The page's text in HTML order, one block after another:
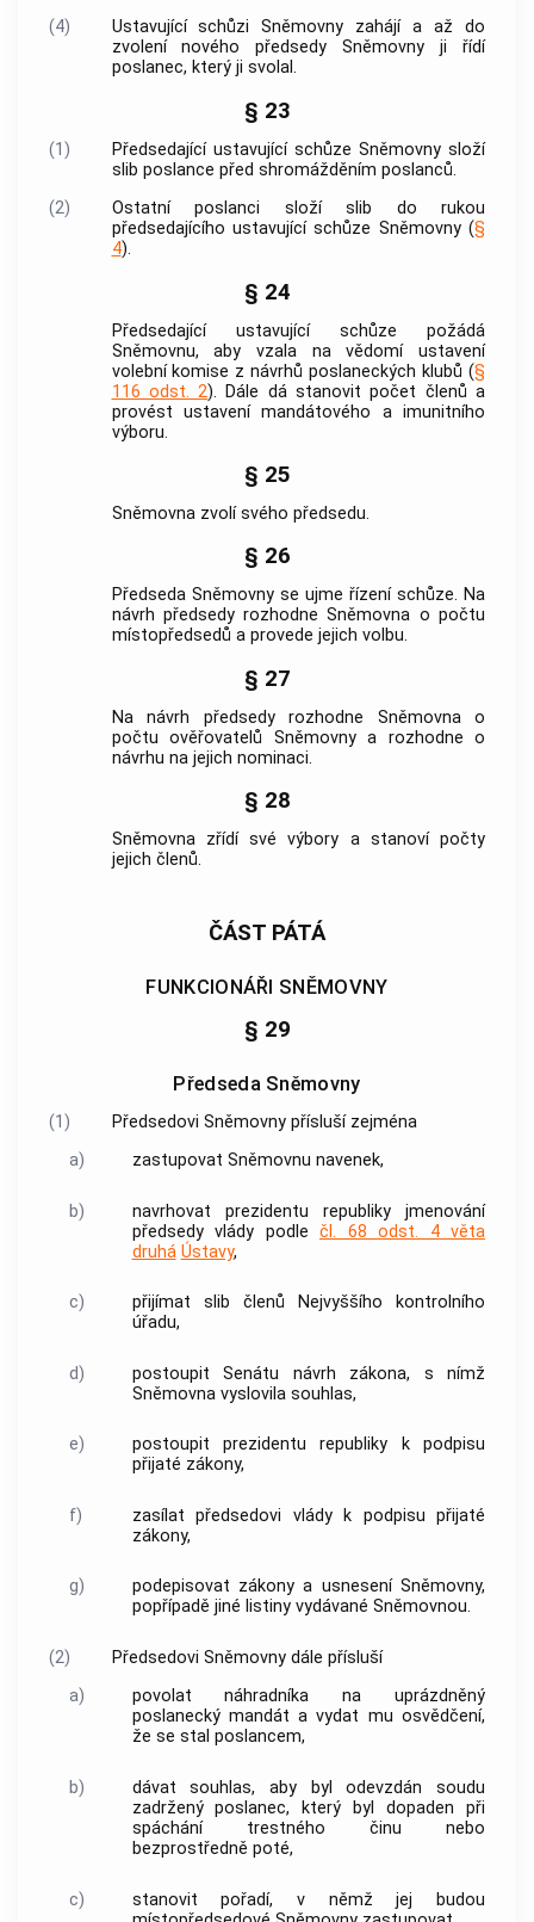
(4)
Ustavující schůzi Sněmovny zahájí a až do
zvolení nového předsedy Sněmovny ji řídí
poslanec, který ji svolal.
§ 23
(1)
Předsedající ustavující schůze Sněmovny složí
slib poslance před shromážděním poslanců.
(2)
Ostatní poslanci složí slib do rukou
předsedajícího ustavující schůze Sněmovny (§
4).
§ 24
Předsedající ustavující schůze požádá
Sněmovnu, aby vzala na vědomí ustavení
volební komise z návrhů poslaneckých klubů (§
116 odst. 2). Dále dá stanovit počet členů a
provést ustavení mandátového a imunitního
výboru.
§ 25
Sněmovna zvolí svého předsedu.
§ 26
Předseda Sněmovny se ujme řízení schůze. Na
návrh předsedy rozhodne Sněmovna o počtu
místopředsedů a provede jejich volbu.
§ 27
Na návrh předsedy rozhodne Sněmovna o
počtu ověřovatelů Sněmovny a rozhodne o
návrhu na jejich nominaci.
§ 28
Sněmovna zřídí své výbory a stanoví počty
jejich členů.
ČÁST PÁTÁ
FUNKCIONÁŘI SNĚMOVNY
§ 29
Předseda Sněmovny
(1)
Předsedovi Sněmovny přísluší zejména
a)
zastupovat Sněmovnu navenek,
b)
navrhovat prezidentu republiky jmenování
předsedy vlády podlečl. 68 odst. 4 věta
druhá Ústavy,
c)
přijímat slib členů Nejvyššího kontrolního
úřadu,
d)
postoupit Senátu návrh zákona, s nímž
Sněmovna vyslovila souhlas,
e)
postoupit prezidentu republiky k podpisu
přijaté zákony,
f)
zasílat předsedovi vlády k podpisu přijaté
zákony,
g)
podepisovat zákony a usnesení Sněmovny,
popřípadě jiné listiny vydávané Sněmovnou.
(2)
Předsedovi Sněmovny dále přísluší
a)
povolat náhradníka na uprázdněný
poslanecký mandát a vydat mu osvědčení,
že se stal poslancem,
b)
dávat souhlas, aby byl odevzdán soudu
zadržený poslanec, který byl dopaden při
spáchání trestného činu nebo
bezprostředně poté,
c)
stanovit pořadí, v němž jej budou